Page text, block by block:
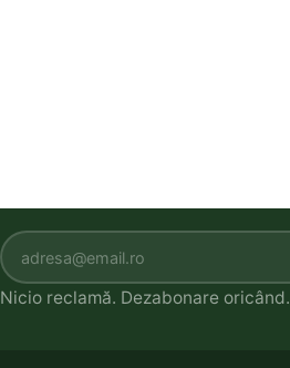
Nicio reclamă. Dezabonare oricând.